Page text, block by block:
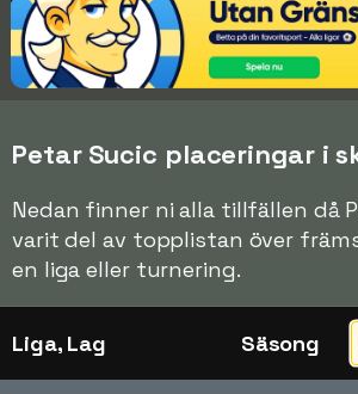
Petar Sucic placeringar i
Nedan finner ni alla tillfällen då
varit del av topplistan över
en liga eller turnering.
Liga, Lag Säsong